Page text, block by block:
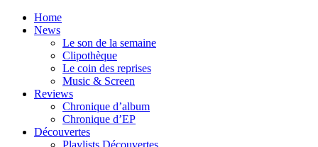
Home
News
Le son de la semaine
Clipothèque
Le coin des reprises
Music & Screen
Reviews
Chronique d’album
Chronique d’EP
Découvertes
Playlists Découvertes